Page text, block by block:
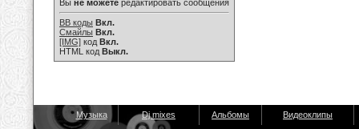
Вы не можете редактировать сообщения
BB коды Вкл.
Смайлы Вкл.
[IMG] код Вкл.
HTML код Выкл.
Музыка Dj mixes Альбомы Видеоклипы